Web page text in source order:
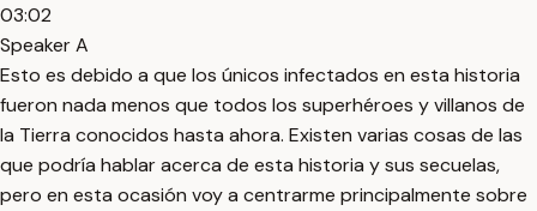
03:02
Speaker A
Esto es debido a que los únicos infectados en esta historia
fueron nada menos que todos los superhéroes y villanos de
la Tierra conocidos hasta ahora. Existen varias cosas de las
que podría hablar acerca de esta historia y sus secuelas,
pero en esta ocasión voy a centrarme principalmente sobre